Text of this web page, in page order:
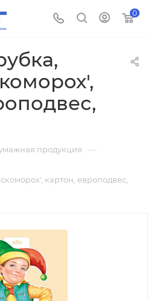
0
продукция —
картон, европодвес,